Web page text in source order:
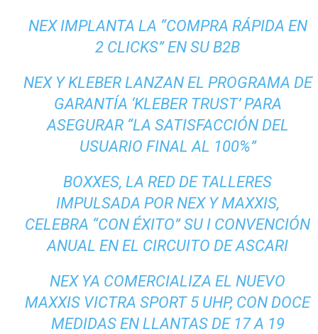
NEX IMPLANTA LA “COMPRA RÁPIDA EN
2 CLICKS” EN SU B2B
NEX Y KLEBER LANZAN EL PROGRAMA DE
GARANTÍA ‘KLEBER TRUST’ PARA
ASEGURAR “LA SATISFACCIÓN DEL
USUARIO FINAL AL 100%”
BOXXES, LA RED DE TALLERES
IMPULSADA POR NEX Y MAXXIS,
CELEBRA “CON ÉXITO” SU I CONVENCIÓN
ANUAL EN EL CIRCUITO DE ASCARI
NEX YA COMERCIALIZA EL NUEVO
MAXXIS VICTRA SPORT 5 UHP, CON DOCE
MEDIDAS EN LLANTAS DE 17 A 19